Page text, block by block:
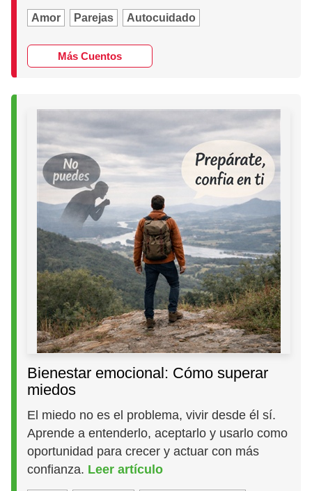
Amor Parejas Autocuidado
Más Cuentos
Bienestar emocional: Cómo superar
miedos
El miedo no es el problema, vivir desde él sí.
Aprende a entenderlo, aceptarlo y usarlo como
oportunidad para crecer y actuar con más
confianza. Leer artículo